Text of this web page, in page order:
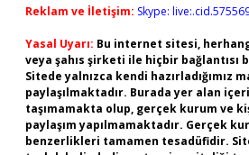
Reklam ve İletişim: Skype:
Yasal Uyarı: Bu internet sitesi,
veya şahıs şirketi ile hiçbir bağlantısı
Sitede yalnızca kendi hazırladığımız
paylaşılmaktadır. Burada yer alan
taşımamakta olup, gerçek kurum ve
paylaşım yapılmamaktadır. Gerçek
benzerlikleri tamamen tesadüfidir.